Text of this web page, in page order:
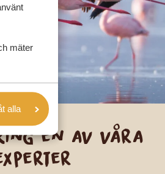
mäter
alla
en av våra